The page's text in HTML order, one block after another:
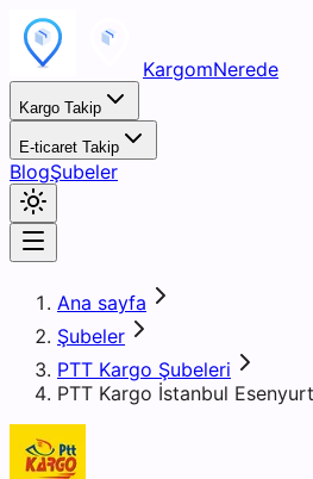
KargomNerede
Kargo Takip
E-ticaret Takip
BlogŞubeler
Ana sayfa
Şubeler
PTT Kargo Şubeleri
PTT Kargo İstanbul